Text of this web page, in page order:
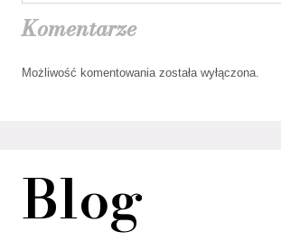
Komentarze
Możliwość komentowania została wyłączona.
Blog